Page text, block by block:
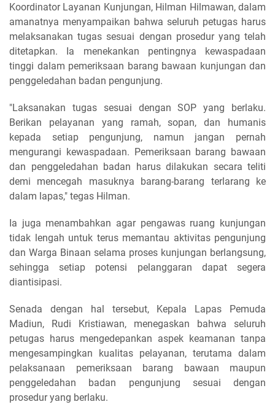
Koordinator Layanan Kunjungan, Hilman Hilmawan, dalam
amanatnya menyampaikan bahwa seluruh petugas harus
melaksanakan tugas sesuai dengan prosedur yang telah
ditetapkan. Ia menekankan pentingnya kewaspadaan
tinggi dalam pemeriksaan barang bawaan kunjungan dan
penggeledahan badan pengunjung.
"Laksanakan tugas sesuai dengan SOP yang berlaku.
Berikan pelayanan yang ramah, sopan, dan humanis
kepada setiap pengunjung, namun jangan pernah
mengurangi kewaspadaan. Pemeriksaan barang bawaan
dan penggeledahan badan harus dilakukan secara teliti
demi mencegah masuknya barang-barang terlarang ke
dalam lapas," tegas Hilman.
Ia juga menambahkan agar pengawas ruang kunjungan
tidak lengah untuk terus memantau aktivitas pengunjung
dan Warga Binaan selama proses kunjungan berlangsung,
sehingga setiap potensi pelanggaran dapat segera
diantisipasi.
Senada dengan hal tersebut, Kepala Lapas Pemuda
Madiun, Rudi Kristiawan, menegaskan bahwa seluruh
petugas harus mengedepankan aspek keamanan tanpa
mengesampingkan kualitas pelayanan, terutama dalam
pelaksanaan pemeriksaan barang bawaan maupun
penggeledahan badan pengunjung sesuai dengan
prosedur yang berlaku.